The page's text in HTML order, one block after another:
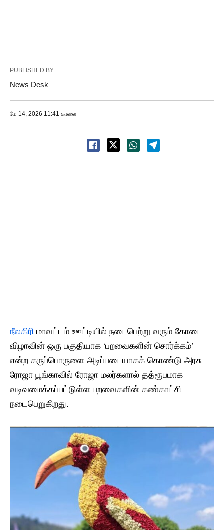
PUBLISHED BY
News Desk
மே 14, 2026 11:41 காலை
நீலகிரி மாவட்டம் ஊட்டியில் நடைபெற்று வரும் கோடை
விழாவின் ஒரு பகுதியாக ‘பறவைகளின் சொர்க்கம்’
என்ற கருப்பொருளை அடிப்படையாகக் கொண்டு அரசு
ரோஜா பூங்காவில் ரோஜா மலர்களால் தத்ரூபமாக
வடிவமைக்கப்பட்டுள்ள பறவைகளின் கண்காட்சி
நடைபெறுகிறது.